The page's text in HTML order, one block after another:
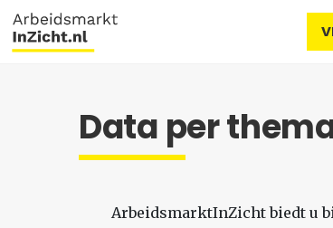
Data per
ArbeidsmarktInZicht biedt u